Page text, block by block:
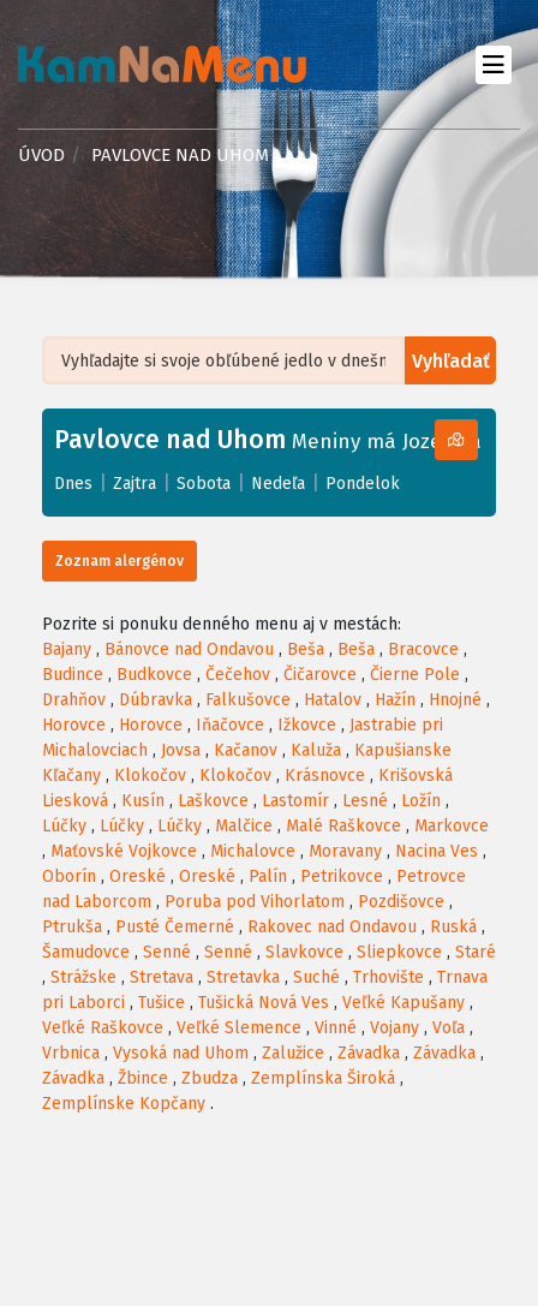
ÚVOD PAVLOVCE NAD UHOM
Vyhľadať
+
−
Leaflet| ©OpenStreetMap, Tiles courtesy ofHumanitarian OpenStreetMap
Pavlovce nad Uhom Meniny má Jozefína
Dnes Zajtra Sobota Nedeľa Pondelok
Zoznam alergénov
Pozrite si ponuku denného menu aj v mestách:
Bajany , Bánovce nad Ondavou , Beša , Beša , Bracovce ,
Budince , Budkovce , Čečehov , Čičarovce , Čierne Pole ,
Drahňov , Dúbravka , Falkušovce , Hatalov , Hažín , Hnojné ,
Horovce , Horovce , Iňačovce , Ižkovce , Jastrabie pri
Michalovciach , Jovsa , Kačanov , Kaluža , Kapušianske
Kľačany , Klokočov , Klokočov , Krásnovce , Krišovská
Liesková , Kusín , Laškovce , Lastomír , Lesné , Ložín ,
Lúčky , Lúčky , Lúčky , Malčice , Malé Raškovce , Markovce
, Maťovské Vojkovce , Michalovce , Moravany , Nacina Ves ,
Oborín , Oreské , Oreské , Palín , Petrikovce , Petrovce
nad Laborcom , Poruba pod Vihorlatom , Pozdišovce ,
Ptrukša , Pusté Čemerné , Rakovec nad Ondavou , Ruská ,
Šamudovce , Senné , Senné , Slavkovce , Sliepkovce , Staré
, Strážske , Stretava , Stretavka , Suché , Trhovište , Trnava
pri Laborci , Tušice , Tušická Nová Ves , Veľké Kapušany ,
Veľké Raškovce , Veľké Slemence , Vinné , Vojany , Voľa ,
Vrbnica , Vysoká nad Uhom , Zalužice , Závadka , Závadka ,
Závadka , Žbince , Zbudza , Zemplínska Široká ,
Zemplínske Kopčany .